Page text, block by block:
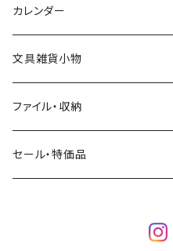
ミモザ
お花・フラワー・グリーン・植物
BGM
eric
SAIEN
田村美紀
パピアプラッツ（作家もの）
ヨハク
eric
浅野みどり
西淑
食べ物・フード・スイーツ
パン・ブレッド
カフェ
コーヒー・飲み物・クリームソーダ
カレンダー
文具雑貨小物
ファイル・収納
セール・特価品